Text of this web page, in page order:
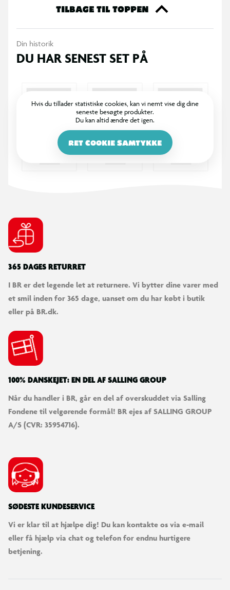
en almindelig haveslange, så vandet fordeles jævnt langs hele
Den lette konstruktion gør den nem at rulle ud, flytte og
pakke sammen efter brug. Perfekt til sommerleg i haven, hvor
Specifikationer
Type: Enkelt vandrutschebane
Integrerede vandspreder langs siderne
TILBAGE TIL TOPPEN
Din historik
DU HAR SENEST SET PÅ
Hvis du tillader statistiske cookies, kan vi nemt vise dig dine
seneste besøgte produkter.
Du kan altid ændre det igen.
RET COOKIE SAMTYKKE
365 DAGES RETURRET
I BR er det legende let at returnere. Vi bytter dine varer med
et smil inden for 365 dage, uanset om du har købt i butik
eller på BR.dk.
100% DANSKEJET: EN DEL AF SALLING GROUP
Når du handler i BR, går en del af overskuddet via Salling
Fondene til velgørende formål! BR ejes af SALLING GROUP
A/S (CVR: 35954716).
SØDESTE KUNDESERVICE
Vi er klar til at hjælpe dig! Du kan kontakte os via e-mail
eller få hjælp via chat og telefon for endnu hurtigere
betjening.